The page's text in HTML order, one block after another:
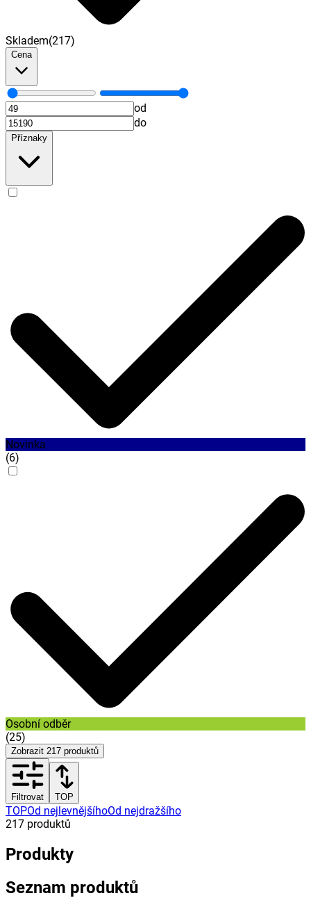
Skladem(217)
Cena
od
do
Příznaky
Novinka
(6)
Osobní odběr
(25)
Zobrazit 217 produktů
Filtrovat TOP
TOPOd nejlevnějšíhoOd nejdražšího
217 produktů
Produkty
Seznam produktů